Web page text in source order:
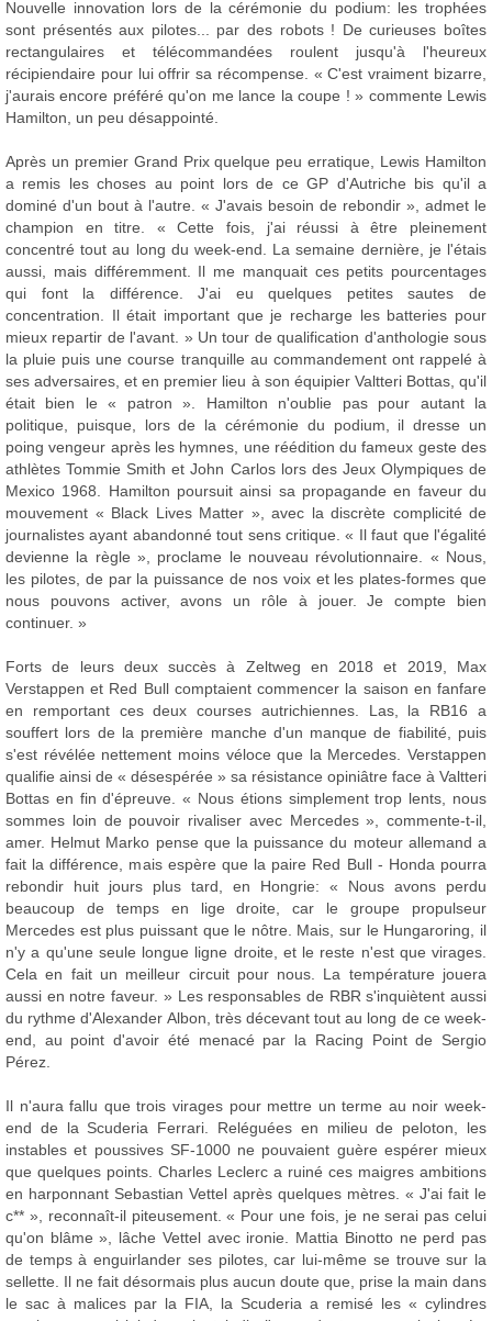
Nouvelle innovation lors de la cérémonie du podium: les trophées
sont présentés aux pilotes... par des robots ! De curieuses boîtes
rectangulaires et télécommandées roulent jusqu'à l'heureux
récipiendaire pour lui offrir sa récompense. « C'est vraiment bizarre,
j'aurais encore préféré qu'on me lance la coupe ! » commente Lewis
Hamilton, un peu désappointé.
Après un premier Grand Prix quelque peu erratique, Lewis Hamilton
a remis les choses au point lors de ce GP d'Autriche bis qu'il a
dominé d'un bout à l'autre. « J'avais besoin de rebondir », admet le
champion en titre. « Cette fois, j'ai réussi à être pleinement
concentré tout au long du week-end. La semaine dernière, je l'étais
aussi, mais différemment. Il me manquait ces petits pourcentages
qui font la différence. J'ai eu quelques petites sautes de
concentration. Il était important que je recharge les batteries pour
mieux repartir de l'avant. » Un tour de qualification d'anthologie sous
la pluie puis une course tranquille au commandement ont rappelé à
ses adversaires, et en premier lieu à son équipier Valtteri Bottas, qu'il
était bien le « patron ». Hamilton n'oublie pas pour autant la
politique, puisque, lors de la cérémonie du podium, il dresse un
poing vengeur après les hymnes, une réédition du fameux geste des
athlètes Tommie Smith et John Carlos lors des Jeux Olympiques de
Mexico 1968. Hamilton poursuit ainsi sa propagande en faveur du
mouvement « Black Lives Matter », avec la discrète complicité de
journalistes ayant abandonné tout sens critique. « Il faut que l'égalité
devienne la règle », proclame le nouveau révolutionnaire. « Nous,
les pilotes, de par la puissance de nos voix et les plates-formes que
nous pouvons activer, avons un rôle à jouer. Je compte bien
continuer. »
Forts de leurs deux succès à Zeltweg en 2018 et 2019, Max
Verstappen et Red Bull comptaient commencer la saison en fanfare
en remportant ces deux courses autrichiennes. Las, la RB16 a
souffert lors de la première manche d'un manque de fiabilité, puis
s'est révélée nettement moins véloce que la Mercedes. Verstappen
qualifie ainsi de « désespérée » sa résistance opiniâtre face à Valtteri
Bottas en fin d'épreuve. « Nous étions simplement trop lents, nous
sommes loin de pouvoir rivaliser avec Mercedes », commente-t-il,
amer. Helmut Marko pense que la puissance du moteur allemand a
fait la différence, mais espère que la paire Red Bull - Honda pourra
rebondir huit jours plus tard, en Hongrie: « Nous avons perdu
beaucoup de temps en lige droite, car le groupe propulseur
Mercedes est plus puissant que le nôtre. Mais, sur le Hungaroring, il
n'y a qu'une seule longue ligne droite, et le reste n'est que virages.
Cela en fait un meilleur circuit pour nous. La température jouera
aussi en notre faveur. » Les responsables de RBR s'inquiètent aussi
du rythme d'Alexander Albon, très décevant tout au long de ce week-
end, au point d'avoir été menacé par la Racing Point de Sergio
Pérez.
Il n'aura fallu que trois virages pour mettre un terme au noir week-
end de la Scuderia Ferrari. Reléguées en milieu de peloton, les
instables et poussives SF-1000 ne pouvaient guère espérer mieux
que quelques points. Charles Leclerc a ruiné ces maigres ambitions
en harponnant Sebastian Vettel après quelques mètres. « J'ai fait le
c** », reconnaît-il piteusement. « Pour une fois, je ne serai pas celui
qu'on blâme », lâche Vettel avec ironie. Mattia Binotto ne perd pas
de temps à enguirlander ses pilotes, car lui-même se trouve sur la
sellette. Il ne fait désormais plus aucun doute que, prise la main dans
le sac à malices par la FIA, la Scuderia a remisé les « cylindres